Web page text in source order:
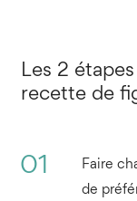
Les 2
recette de
01
Faire
de